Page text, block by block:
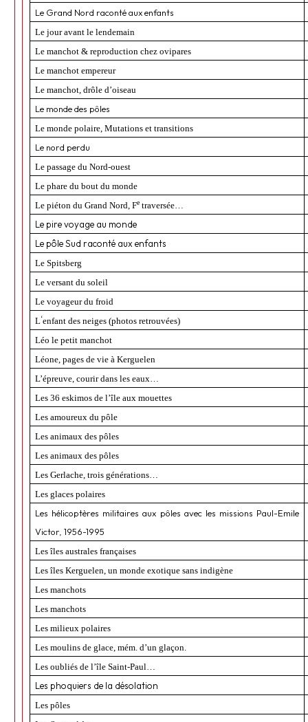
Le Grand Nord raconté aux enfants
Le jour avant le lendemain
Le manchot & reproduction chez ovipares
Le manchot empereur
Le manchot, drôle d’oiseau
Le monde des pôles
Le monde polaire, Mutations et transitions
Le nord perdu
Le passage du Nord-ouest
Le phare du bout du monde
Le piéton du Grand Nord, Fe traversée…
Le pire voyage au monde
Le pôle Sud raconté aux enfants
Le Spitsberg
Le versant du soleil
Le voyageur du froid
L‘enfant des neiges(photos retrouvées)
Léo le petit manchot
Léone, pages de vie à Kerguelen
L’épreuve, courir dans les eaux…
Les 36 eskimos de l’île aux mouettes
Les amoureux du pôle
Les animaux des pôles
Les animaux des pôles
Les Gerlache, trois générations…
Les glaces polaires
Les hélicoptères militaires aux pôles avec les missions Paul-Emile
Victor, 1956-1995
Les îles australes françaises
Les îles Kerguelen, un monde exotique sans indigène
Les manchots
Les manchots
Les milieux polaires
Les moulins de glace, mém. d’un glaçon.
Les oubliés de l’île Saint-Paul…
Les phoquiers de la désolation
Les pôles